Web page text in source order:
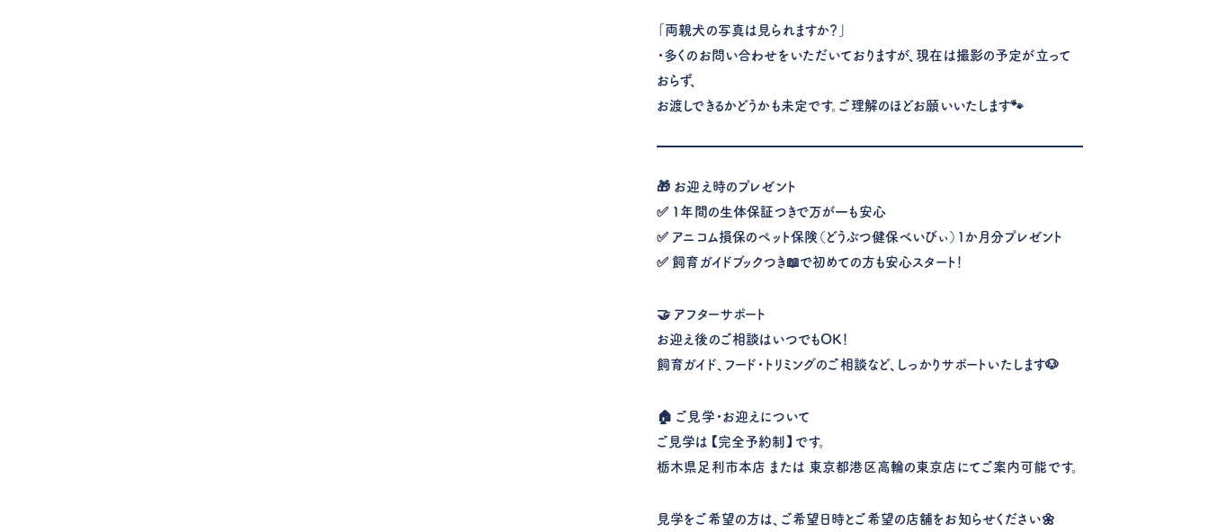
「両親犬の写真は見られますか？」
・多くのお問い合わせをいただいておりますが、現在は撮影の予定が立って
おらず、
お渡しできるかどうかも未定です。ご理解のほどお願いいたします🐾
🎁 お迎え時のプレゼント
✅ 1年間の生体保証つきで万が一も安心
✅ アニコム損保のペット保険（どうぶつ健保べいびぃ）1か月分プレゼント
✅ 飼育ガイドブックつき📖で初めての方も安心スタート！
🤝 アフターサポート
お迎え後のご相談はいつでもOK！
飼育ガイド、フード・トリミングのご相談など、しっかりサポートいたします🐶
🏠 ご見学・お迎えについて
ご見学は【完全予約制】です。
栃木県足利市本店 または 東京都港区高輪の東京店にてご案内可能です。
見学をご希望の方は、ご希望日時とご希望の店舗をお知らせください🌼